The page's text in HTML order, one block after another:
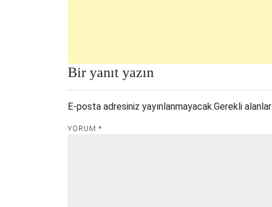
Bir yanıt yazın
E-posta adresiniz yayınlanmayacak.Gerekli alanlar
YORUM *